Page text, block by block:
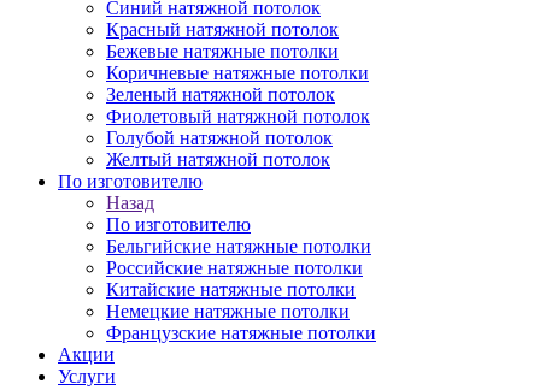
Синий натяжной потолок
Красный натяжной потолок
Бежевые натяжные потолки
Коричневые натяжные потолки
Зеленый натяжной потолок
Фиолетовый натяжной потолок
Голубой натяжной потолок
Желтый натяжной потолок
По изготовителю
Назад
По изготовителю
Бельгийские натяжные потолки
Российские натяжные потолки
Китайские натяжные потолки
Немецкие натяжные потолки
Французские натяжные потолки
Акции
Услуги